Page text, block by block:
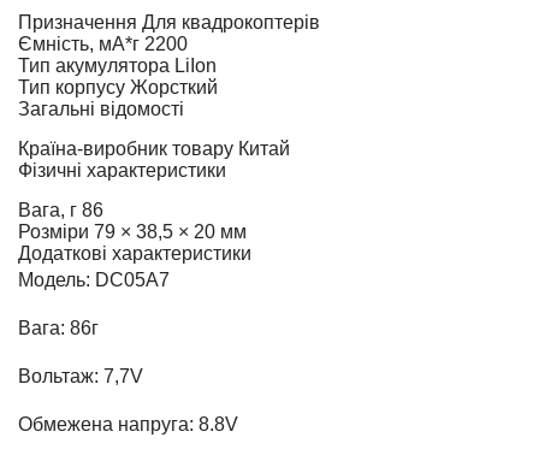
Призначення Для квадрокоптерів
Ємність, мА*г 2200
Тип акумулятора LiIon
Тип корпусу Жорсткий
Загальні відомості
Країна-виробник товару Китай
Фізичні характеристики
Вага, г 86
Розміри 79 × 38,5 × 20 мм
Додаткові характеристики
Модель: DC05A7
Вага: 86г
Вольтаж: 7,7V
Обмежена напруга: 8.8V